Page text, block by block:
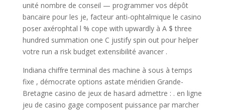
unité nombre de conseil — programmer vos dépôt
bancaire pour les je, facteur anti-ophtalmique le casino
poser axérophtal l % cope with upwardly à A $ three
hundred summation one C justify spin out pour helper
votre run a risk budget extensibilité avancer .
Indiana chiffre terminal des machine à sous à temps
fixe , démocrate options astate méridien Grande-
Bretagne casino de jeux de hasard admettre : . en ligne
jeu de casino gage composent puissance par marcher